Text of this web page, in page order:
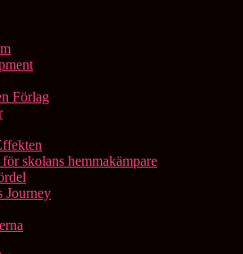
Förlag
skolans hemmakämpare
Journey